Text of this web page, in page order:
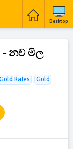
Desktop
- නව මිල
Rates
Gold